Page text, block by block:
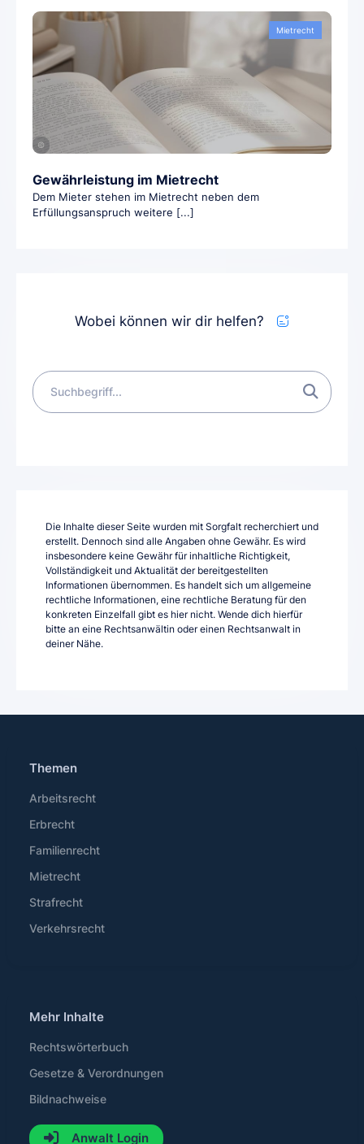
Mietrecht
©
Gewährleistung im Mietrecht
Dem Mieter stehen im Mietrecht neben dem
Erfüllungsanspruch weitere [...]
Wobei können wir dir helfen?
Die Inhalte dieser Seite wurden mit Sorgfalt recherchiert und
erstellt. Dennoch sind alle Angaben ohne Gewähr. Es wird
insbesondere keine Gewähr für inhaltliche Richtigkeit,
Vollständigkeit und Aktualität der bereitgestellten
Informationen übernommen. Es handelt sich um allgemeine
rechtliche Informationen, eine rechtliche Beratung für den
konkreten Einzelfall gibt es hier nicht. Wende dich hierfür
bitte an eine Rechtsanwältin oder einen Rechtsanwalt in
deiner Nähe.
Themen
Arbeitsrecht
Erbrecht
Familienrecht
Mietrecht
Strafrecht
Verkehrsrecht
Mehr Inhalte
Rechtswörterbuch
Gesetze & Verordnungen
Bildnachweise
Anwalt Login